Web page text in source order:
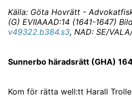
Källa: Göta Hovrätt -
(G) EVIIAAAD:14 (1641-1647)
v49322.b384.s3, NAD: SE/
Sunnerbo häradsrätt (GHA)
Kom för rätta well:tt Harall